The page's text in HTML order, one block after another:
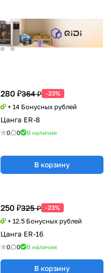
280 ₽364 ₽ -23%
+ 14 Бонусных рублей
Цанга ER-8
0 0 В наличии
В корзину
250 ₽325 ₽ -23%
+ 12.5 Бонусных рублей
Цанга ER-16
0 0 В наличии
В корзину